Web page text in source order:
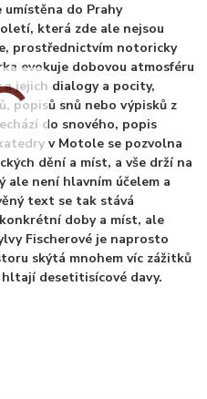
umístěna do Prahy
která zde ale nejsou
prostřednictvím notoricky
evokuje dobovou atmosféru
jejich dialogy a pocity,
popisů snů nebo výpisků z
do snového, popis
v Motole se pozvolna
dění a míst, a vše drží na
není hlavním účelem a
text se tak stává
doby a míst, ale
Fischerové je naprosto
skýtá mnohem víc zážitků
desetitisícové davy.